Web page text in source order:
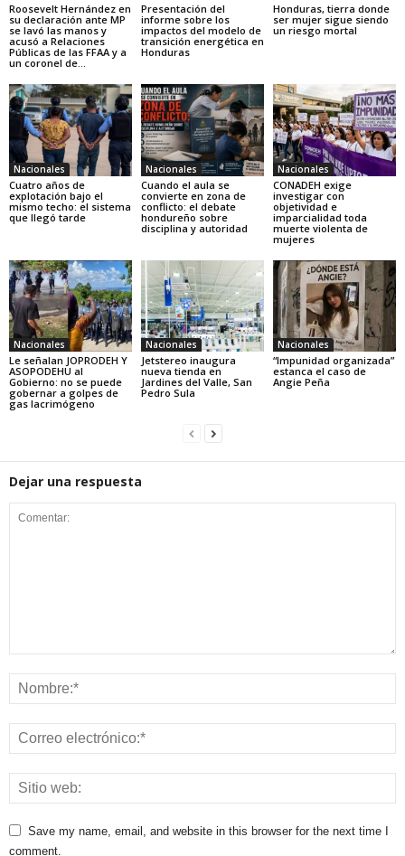
Roosevelt Hernández en
su declaración ante MP
se lavó las manos y
acusó a Relaciones
Públicas de las FFAA y a
un coronel de...
Presentación del
informe sobre los
impactos del modelo de
transición energética en
Honduras
Honduras, tierra donde
ser mujer sigue siendo
un riesgo mortal
Nacionales
Cuatro años de
explotación bajo el
mismo techo: el sistema
que llegó tarde
Nacionales
Cuando el aula se
convierte en zona de
conflicto: el debate
hondureño sobre
disciplina y autoridad
Nacionales
CONADEH exige
investigar con
objetividad e
imparcialidad toda
muerte violenta de
mujeres
Nacionales
Le señalan JOPRODEH Y
ASOPODEHU al
Gobierno: no se puede
gobernar a golpes de
gas lacrimógeno
Nacionales
Jetstereo inaugura
nueva tienda en
Jardines del Valle, San
Pedro Sula
Nacionales
“Impunidad organizada”
estanca el caso de
Angie Peña
Dejar una respuesta
Save my name, email, and website in this browser for the next time I
comment.